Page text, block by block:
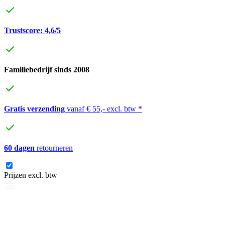
Trustscore: 4,6/5
Familiebedrijf sinds 2008
Gratis verzending vanaf € 55,- excl. btw *
60 dagen retourneren
Prijzen excl. btw